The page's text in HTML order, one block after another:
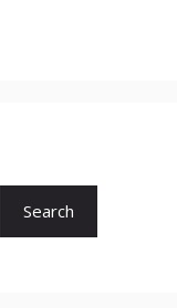
Search